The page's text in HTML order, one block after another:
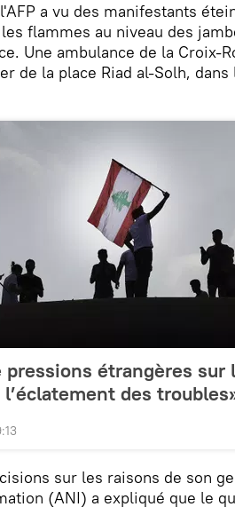
a vu des manifestants
flammes au niveau des
Une ambulance de la Croix-
de la place Riad al-Solh,
pressions étrangères sur
des
sur les raisons de son
(ANI) a expliqué que le